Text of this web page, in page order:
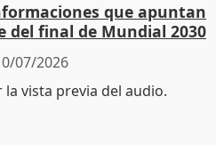
que apuntan
del final de Mundial 2030
07/2026